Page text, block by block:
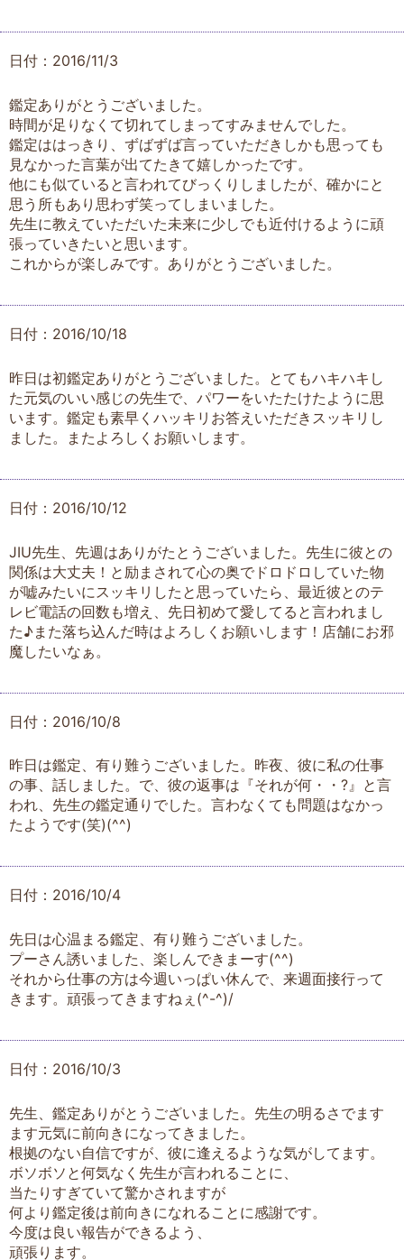
日付：2016/11/3
鑑定ありがとうございました。
時間が足りなくて切れてしまってすみませんでした。
鑑定ははっきり、ずばずば言っていただきしかも思っても
見なかった言葉が出てたきて嬉しかったです。
他にも似ていると言われてびっくりしましたが、確かにと
思う所もあり思わず笑ってしまいました。
先生に教えていただいた未来に少しでも近付けるように頑
張っていきたいと思います。
これからが楽しみです。ありがとうございました。
日付：2016/10/18
昨日は初鑑定ありがとうございました。とてもハキハキし
た元気のいい感じの先生で、パワーをいたたけたように思
います。鑑定も素早くハッキリお答えいただきスッキリし
ました。またよろしくお願いします。
日付：2016/10/12
JIU先生、先週はありがたとうございました。先生に彼との
関係は大丈夫！と励まされて心の奥でドロドロしていた物
が嘘みたいにスッキリしたと思っていたら、最近彼とのテ
レビ電話の回数も増え、先日初めて愛してると言われまし
た♪また落ち込んだ時はよろしくお願いします！店舗にお邪
魔したいなぁ。
日付：2016/10/8
昨日は鑑定、有り難うございました。昨夜、彼に私の仕事
の事、話しました。で、彼の返事は『それが何・・?』と言
われ、先生の鑑定通りでした。言わなくても問題はなかっ
たようです(笑)(^^)
日付：2016/10/4
先日は心温まる鑑定、有り難うございました。
プーさん誘いました、楽しんできまーす(^^)
それから仕事の方は今週いっぱい休んで、来週面接行って
きます。頑張ってきますねぇ(^-^)/
日付：2016/10/3
先生、鑑定ありがとうございました。先生の明るさでます
ます元気に前向きになってきました。
根拠のない自信ですが、彼に逢えるような気がしてます。
ボソボソと何気なく先生が言われることに、
当たりすぎていて驚かされますが
何より鑑定後は前向きになれることに感謝です。
今度は良い報告ができるよう、
頑張ります。